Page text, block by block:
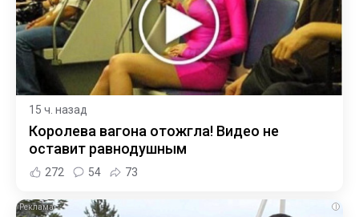
15 ч. назад
Королева вагона отожгла! Видео не
оставит равнодушным
272 54 73
i